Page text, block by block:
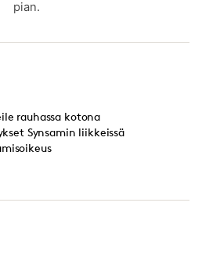
pian.
rauhassa kotona
Synsamin liikkeissä